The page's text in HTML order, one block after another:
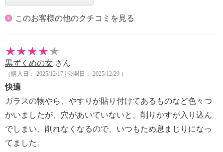
このお客様の他のクチコミを見る
黒ずくめの女 さん
（購入日： 2025/12/17 | 公開日： 2025/12/29 ）
快適
ガラスの物やら、やすりが貼り付けてあるものなど色々つ
かいましたが、穴があいていないと、削りかすが入り込ん
でしまい、削れなくなるので、いつもため息まじりになっ
てました。